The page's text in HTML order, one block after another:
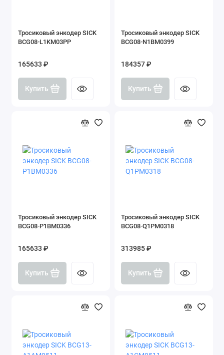
Тросиковый энкодер SICK
BCG08-L1KM03PP
165633 ₽
Купить
Тросиковый энкодер SICK
BCG08-N1BM0399
184357 ₽
Купить
Тросиковый энкодер SICK
BCG08-P1BM0336
165633 ₽
Купить
Тросиковый энкодер SICK
BCG08-Q1PM0318
313985 ₽
Купить